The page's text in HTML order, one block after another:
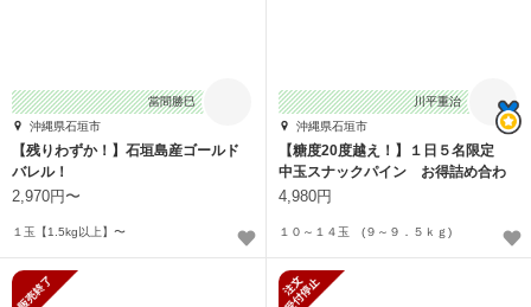
當間勝巳
沖縄県石垣市
【残りわずか！】石垣島産ゴールド
バレル！
2,970円〜
１玉【1.5kg以上】〜
川平重治
沖縄県石垣市
【糖度20度越え！】１日５名限定
中玉スナックパイン お得詰め合わ
せセット
4,980円
１０～１４玉 (９～９．５ｋｇ)